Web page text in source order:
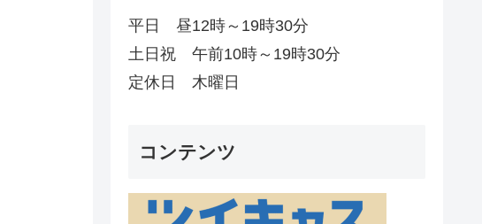
平日 昼12時～19時30分
土日祝 午前10時～19時30分
定休日 木曜日
コンテンツ